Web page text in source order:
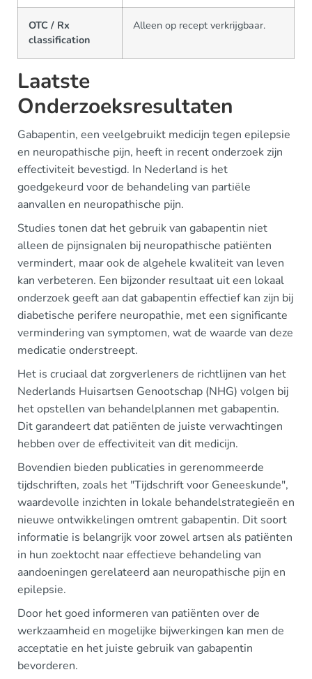
OTC / Rx
classification
Alleen op recept verkrijgbaar.
Laatste
Onderzoeksresultaten
Gabapentin, een veelgebruikt medicijn tegen epilepsie
en neuropathische pijn, heeft in recent onderzoek zijn
effectiviteit bevestigd. In Nederland is het
goedgekeurd voor de behandeling van partiële
aanvallen en neuropathische pijn.
Studies tonen dat het gebruik van gabapentin niet
alleen de pijnsignalen bij neuropathische patiënten
vermindert, maar ook de algehele kwaliteit van leven
kan verbeteren. Een bijzonder resultaat uit een lokaal
onderzoek geeft aan dat gabapentin effectief kan zijn bij
diabetische perifere neuropathie, met een significante
vermindering van symptomen, wat de waarde van deze
medicatie onderstreept.
Het is cruciaal dat zorgverleners de richtlijnen van het
Nederlands Huisartsen Genootschap (NHG) volgen bij
het opstellen van behandelplannen met gabapentin.
Dit garandeert dat patiënten de juiste verwachtingen
hebben over de effectiviteit van dit medicijn.
Bovendien bieden publicaties in gerenommeerde
tijdschriften, zoals het "Tijdschrift voor Geneeskunde",
waardevolle inzichten in lokale behandelstrategieën en
nieuwe ontwikkelingen omtrent gabapentin. Dit soort
informatie is belangrijk voor zowel artsen als patiënten
in hun zoektocht naar effectieve behandeling van
aandoeningen gerelateerd aan neuropathische pijn en
epilepsie.
Door het goed informeren van patiënten over de
werkzaamheid en mogelijke bijwerkingen kan men de
acceptatie en het juiste gebruik van gabapentin
bevorderen.